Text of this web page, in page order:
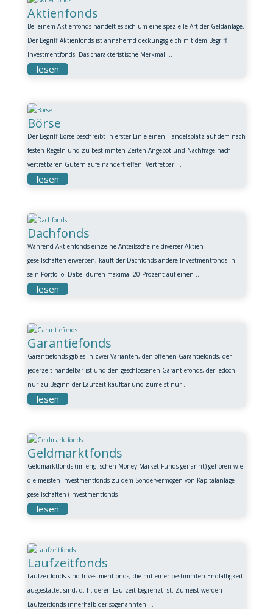
Aktienfonds
Bei einem Aktienfonds handelt es sich um eine spezielle Art der Geldanlage.
Der Begriff Aktienfonds ist annähernd deckungsgleich mit dem Begriff
Investmentfonds. Das charakteristische Merkmal ...
lesen
Börse
Der Begriff Börse beschreibt in erster Linie einen Handelsplatz auf dem nach
festen Regeln und zu bestimmten Zeiten Angebot und Nachfrage nach
vertretbaren Gütern aufeinandertreffen. Vertretbar ...
lesen
Dachfonds
Während Aktienfonds einzelne Anteilsscheine diverser Aktien-
gesellschaften erwerben, kauft der Dachfonds andere Investmentfonds in
sein Portfolio. Dabei dürfen maximal 20 Prozent auf einen ...
lesen
Garantiefonds
Garantiefonds gib es in zwei Varianten, den offenen Garantiefonds, der
jederzeit handelbar ist und den geschlossenen Garantiefonds, der jedoch
nur zu Beginn der Laufzeit kaufbar und zumeist nur ...
lesen
Geldmarktfonds
Geldmarktfonds (im englischen Money Market Funds genannt) gehören wie
die meisten Investmentfonds zu dem Sondervermögen von Kapitalanlage-
gesellschaften (Investmentfonds- ...
lesen
Laufzeitfonds
Laufzeitfonds sind Investmentfonds, die mit einer bestimmten Endfälligkeit
ausgestattet sind, d. h. deren Laufzeit begrenzt ist. Zumeist werden
Laufzeitfonds innerhalb der sogenannten ...